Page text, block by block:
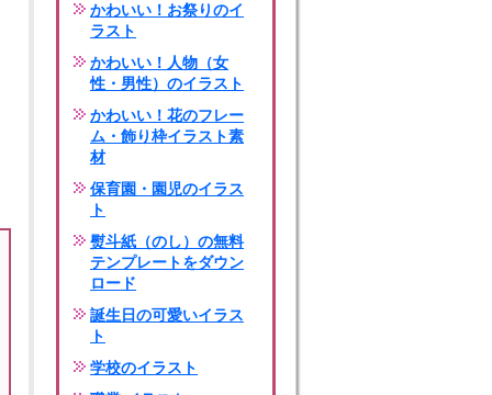
かわいい！お祭りのイ
ラスト
かわいい！人物（女
性・男性）のイラスト
かわいい！花のフレー
ム・飾り枠イラスト素
材
保育園・園児のイラス
ト
熨斗紙（のし）の無料
テンプレートをダウン
ロード
誕生日の可愛いイラス
ト
学校のイラスト